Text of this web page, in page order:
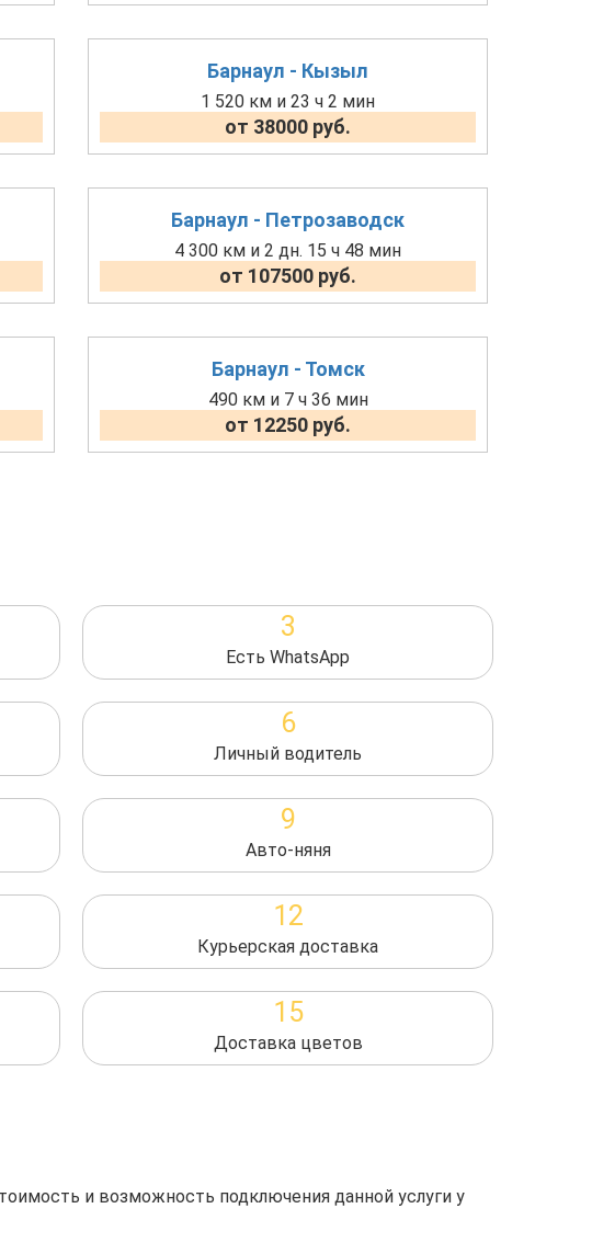
Барнаул - Кызыл
1 520 км и 23 ч 2 мин
от 38000 руб.
Барнаул - Петрозаводск
4 300 км и 2 дн. 15 ч 48 мин
от 107500 руб.
Барнаул - Томск
490 км и 7 ч 36 мин
от 12250 руб.
3
Есть WhatsApp
6
Личный водитель
9
Авто-няня
12
Курьерская доставка
15
Доставка цветов
и возможность подключения данной услуги у